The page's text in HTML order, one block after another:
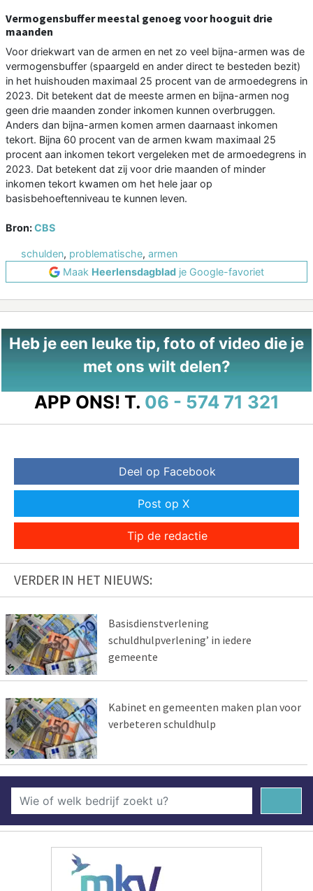
Vermogensbuffer meestal genoeg voor hooguit drie
maanden
Voor driekwart van de armen en net zo veel bijna-armen was de
vermogensbuffer (spaargeld en ander direct te besteden bezit)
in het huishouden maximaal 25 procent van de armoedegrens in
2023. Dit betekent dat de meeste armen en bijna-armen nog
geen drie maanden zonder inkomen kunnen overbruggen.
Anders dan bijna-armen komen armen daarnaast inkomen
tekort. Bijna 60 procent van de armen kwam maximaal 25
procent aan inkomen tekort vergeleken met de armoedegrens in
2023. Dat betekent dat zij voor drie maanden of minder
inkomen tekort kwamen om het hele jaar op
basisbehoeftenniveau te kunnen leven.
Bron:CBS
schulden, problematische, armen
Maak Heerlensdagblad je Google-favoriet
Heb je een leuke tip, foto of video die je
met ons wilt delen?
APP ONS! T. 06 - 574 71 321
Deel op Facebook
Post op X
Tip de redactie
VERDER IN HET NIEUWS:
Basisdienstverlening
schuldhulpverlening’ in iedere
gemeente
Kabinet en gemeenten maken plan voor
verbeteren schuldhulp